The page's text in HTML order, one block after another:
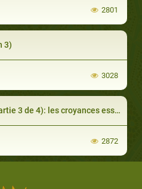
2801
3)
3028
4): les croyances essentielles de l’islam
2872